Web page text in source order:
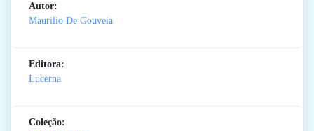
Autor:
Maurilio De Gouveia
Editora:
Lucerna
Coleção: